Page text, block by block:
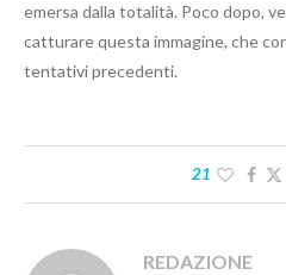
emersa dalla totalità. Poco dopo,
catturare questa immagine, che
tentativi precedenti.
21
REDAZIONE